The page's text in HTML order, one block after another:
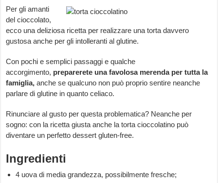
Per gli amanti
del cioccolato,
ecco una deliziosa ricetta per realizzare una torta davvero
gustosa anche per gli intolleranti al glutine.
Con pochi e semplici passaggi e qualche
accorgimento, preparerete una favolosa merenda per tutta la
famiglia,anche se qualcuno non può proprio sentire neanche
parlare di glutine in quanto celiaco.
Rinunciare al gusto per questa problematica? Neanche per
sogno: con la ricetta giusta anche la torta cioccolatino può
diventare un perfetto dessert gluten-free.
Ingredienti
4 uova di media grandezza, possibilmente fresche;